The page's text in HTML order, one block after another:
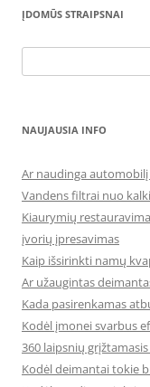
ĮDOMŪS STRAIPSNAI
NAUJAUSIA INFO
Ar naudinga
Vandens filtrai nuo
Kiaurymių
įvorių įpresavimas
Kaip išsirinkti namų
Ar užaugintas
Kada pasirenkamas
Kodėl įmonei svarbus
360 laipsnių
Kodėl deimantai tokie